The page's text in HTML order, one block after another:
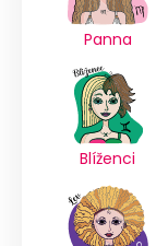
Panna
Blíženci